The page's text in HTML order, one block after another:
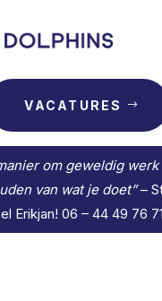
VACATURES
om geweldig
van wat je doet”–
Erikjan! 06 – 44 49 76 71